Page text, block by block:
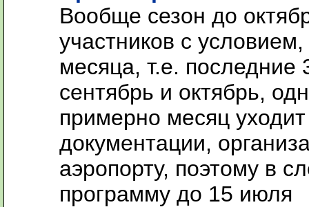
Вообще сезон до
участников с
месяца, т.е. последние
сентябрь и октябрь,
примерно месяц
документации,
аэропорту, поэтому в
программу до 15 июля